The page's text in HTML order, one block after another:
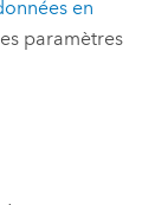
en
paramètres